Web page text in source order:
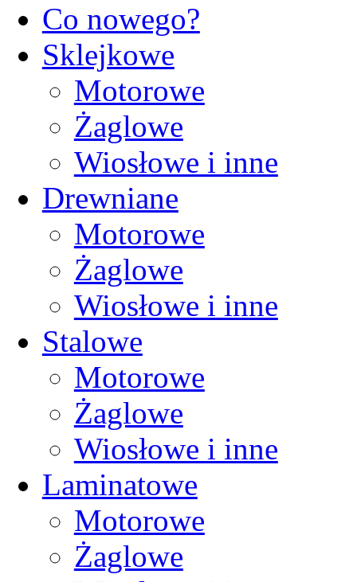
Co nowego?
Sklejkowe
Motorowe
Żaglowe
Wiosłowe i inne
Drewniane
Motorowe
Żaglowe
Wiosłowe i inne
Stalowe
Motorowe
Żaglowe
Wiosłowe i inne
Laminatowe
Motorowe
Żaglowe